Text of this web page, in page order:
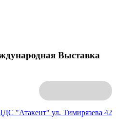
Выставка
"Атакент" ул. Тимирязева 42